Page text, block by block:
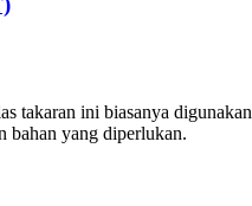
takaran ini biasanya
bahan yang diperlukan.